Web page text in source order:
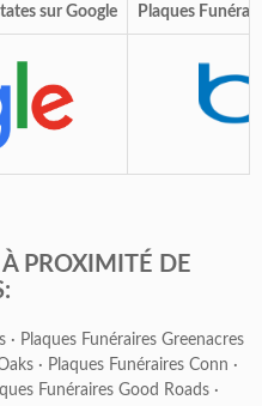
sur Google Plaques
PROXIMITÉ DE
· Plaques Funéraires Greenacres
· Plaques Funéraires Conn ·
Funéraires Good Roads ·